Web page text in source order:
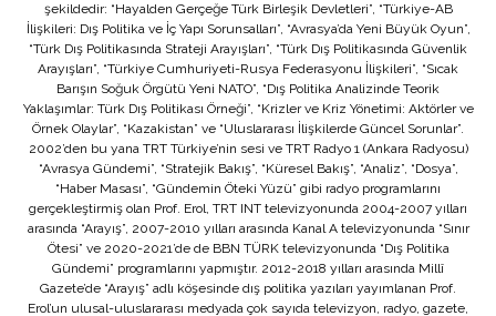
şekildedir: “Hayalden Gerçeğe Türk Birleşik Devletleri”, “Türkiye-AB
İlişkileri: Dış Politika ve İç Yapı Sorunsalları”, “Avrasya’da Yeni Büyük Oyun”,
“Türk Dış Politikasında Strateji Arayışları”, “Türk Dış Politikasında Güvenlik
Arayışları”, “Türkiye Cumhuriyeti-Rusya Federasyonu İlişkileri”, “Sıcak
Barışın Soğuk Örgütü Yeni NATO”, “Dış Politika Analizinde Teorik
Yaklaşımlar: Türk Dış Politikası Örneği”, “Krizler ve Kriz Yönetimi: Aktörler ve
Örnek Olaylar”, “Kazakistan” ve “Uluslararası İlişkilerde Güncel Sorunlar”.
2002’den bu yana TRT Türkiye’nin sesi ve TRT Radyo 1 (Ankara Radyosu)
“Avrasya Gündemi”, “Stratejik Bakış”, “Küresel Bakış”, “Analiz”, “Dosya”,
“Haber Masası”, “Gündemin Öteki Yüzü” gibi radyo programlarını
gerçekleştirmiş olan Prof. Erol, TRT INT televizyonunda 2004-2007 yılları
arasında “Arayış”, 2007-2010 yılları arasında Kanal A televizyonunda “Sınır
Ötesi” ve 2020-2021’de de BBN TÜRK televizyonunda “Dış Politika
Gündemi” programlarını yapmıştır. 2012-2018 yılları arasında Millî
Gazete’de “Arayış” adlı köşesinde dış politika yazıları yayımlanan Prof.
Erol’un ulusal-uluslararası medyada çok sayıda televizyon, radyo, gazete,